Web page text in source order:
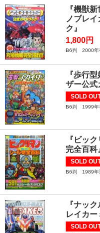
『機獣
ノブレイ
ク』
1,800円
B6判 2000年
『歩行
ザー公式
SOLD
B6判 1999年
『ビッ
完全百科
SOLD
B6判 1989年
『ナッ
レイカー
SOLD